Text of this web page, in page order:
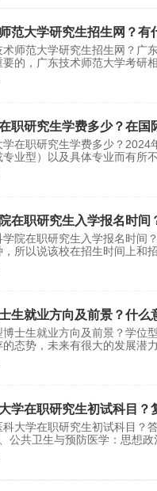
范大学研究生招生网？有
术师范大学研究生招生网？广
的，广东技术师范大学考研
职研究生学费多少？在国
学在职研究生学费多少？2024
专业型）以及具体专业而有
在职研究生入学报名时间
院在职研究生入学报名时间
，所以说该校在招生时间上和
生就业方向及前景？什么
士生就业方向及前景？学位
态势，未来有很大的发展潜
学在职研究生初试科目？
大学在职研究生初试科目？
公共卫生与预防医学：思想